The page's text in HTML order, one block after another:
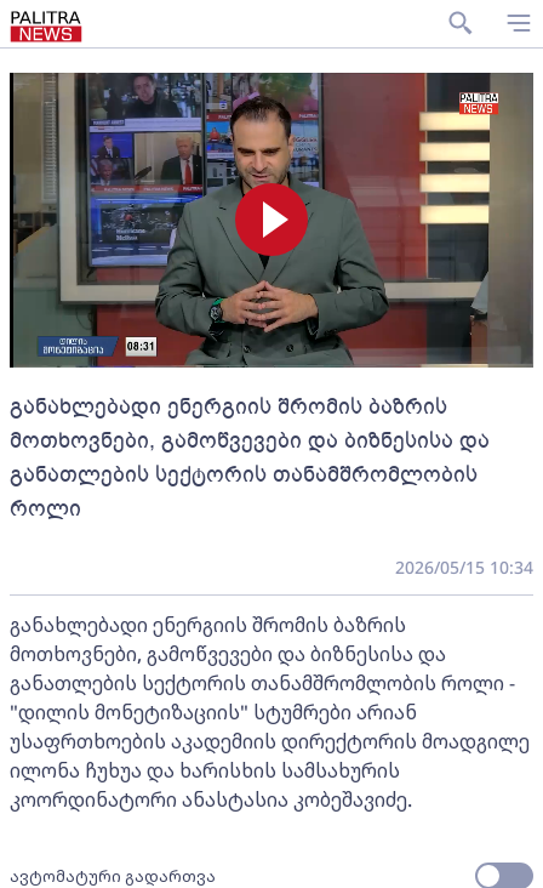
განახლებადი ენერგიის შრომის ბაზრის
მოთხოვნები, გამოწვევები და ბიზნესისა და
განათლების სექტორის თანამშრომლობის
როლი
2026/05/15 10:34
განახლებადი ენერგიის შრომის ბაზრის
მოთხოვნები, გამოწვევები და ბიზნესისა და
განათლების სექტორის თანამშრომლობის როლი -
"დილის მონეტიზაციის" სტუმრები არიან
უსაფრთხოების აკადემიის დირექტორის მოადგილე
ილონა ჩუხუა და ხარისხის სამსახურის
კოორდინატორი ანასტასია კობეშავიძე.
ავტომატური გადართვა